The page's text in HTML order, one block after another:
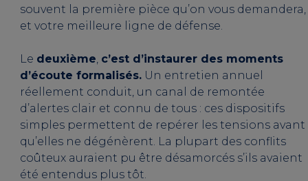
souvent la première pièce qu’on vous demandera,
et votre meilleure ligne de défense.
Le deuxième, c’est d’instaurer des moments
d’écoute formalisés. Un entretien annuel
réellement conduit, un canal de remontée
d’alertes clair et connu de tous : ces dispositifs
simples permettent de repérer les tensions avant
qu’elles ne dégénèrent. La plupart des conflits
coûteux auraient pu être désamorcés s’ils avaient
été entendus plus tôt.